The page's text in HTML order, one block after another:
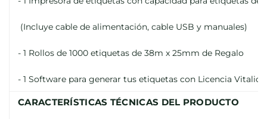
(Incluye cable de alimentación, cable USB y manuales)
- 1 Rollos de 1000 etiquetas de 38m x 25mm de Regalo
- 1 Software para generar tus etiquetas con Licencia
CARACTERÍSTICAS TÉCNICAS DEL PRODUCTO